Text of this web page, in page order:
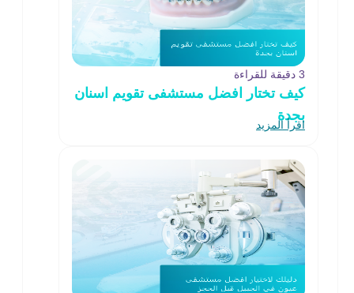
3 دقيقة للقراءة
كيف تختار افضل مستشفى تقويم اسنان
بجدة
اقرأ المزيد